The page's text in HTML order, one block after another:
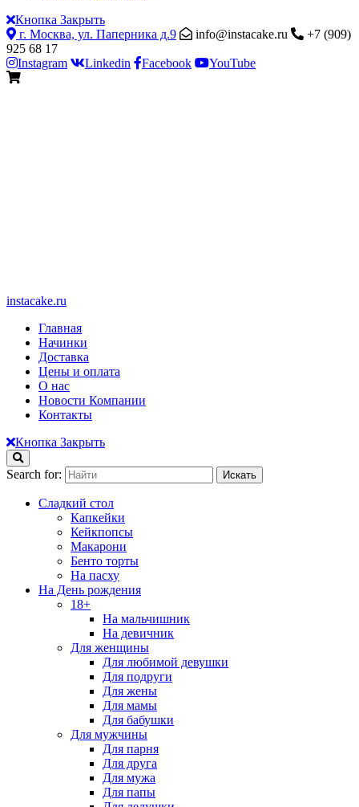
Кнопка Закрыть
г. Москва, ул. Паперника д.9
info@instacake.ru
+7 (909)
925 68 17
Instagram
Linkedin Facebook YouTube
instacake.ru
Главная
Начинки
Доставка
Цены и оплата
О нас
Новости Компании
Контакты
Кнопка Закрыть
Search for:
Сладкий стол
Капкейки
Кейкпопсы
Макарони
Бенто торты
На пасху
На День рождения
18+
На мальчишник
На девичник
Для женщины
Для любимой девушки
Для подруги
Для жены
Для мамы
Для бабушки
Для мужчины
Для парня
Для друга
Для мужа
Для папы